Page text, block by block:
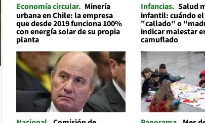
Economía circular
Minería
urbana en Chile: la empresa
que desde 2019 funciona 100%
con energía solar de su propia
planta
Infancias Salud
infantil: cuándo
"callado" o
indicar malestar
camuflado